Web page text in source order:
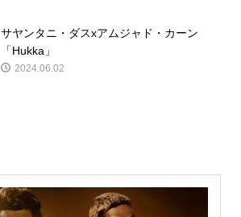
サヤンタニ・ダスxアムジャド・カーン
「Hukka」
2024.06.02